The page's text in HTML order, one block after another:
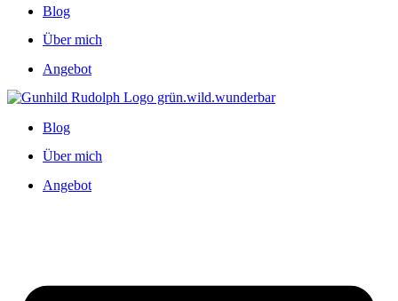
Blog
Über mich
Angebot
Blog
Über mich
Angebot